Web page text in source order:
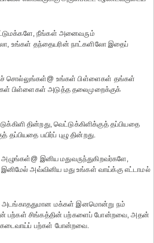
நீங்கள் அனைவரும்
உங்கள் தந்தையரின் நாட்களிலோ இதைப்
சொல்லுங்கள்@ உங்கள் பிள்ளைகள் தங்கள்
பிள்ளைகள் அடுத்த தலைமுறைக்குக்
தின்றது, வெட்டுக்கிளிக்குத் தப்பியதை
தப்பியதை பயிர்ப் புழு தின்றது.
அழுங்கள்@ இனிய மதுவருந்துகிறவர்களே,
அவ்வினிய மது உங்கள் வாய்க்கு எட்டாமல்
அடங்காததுமான மக்கள் இனமொன்று நம்
அதன் பற்கள் சிங்கத்தின் பற்களைப் போன்றவை, அதன்
பற்கள் போன்றவை.